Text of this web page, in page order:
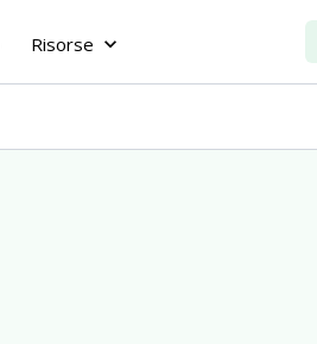
Risorse keyboard_arrow_down